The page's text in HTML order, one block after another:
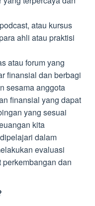
atau kursus
ahli atau praktisi
atau forum yang
finansial dan berbagi
sesama anggota
finansial yang dapat
yang sesuai
kita
dalam
evaluasi
dan